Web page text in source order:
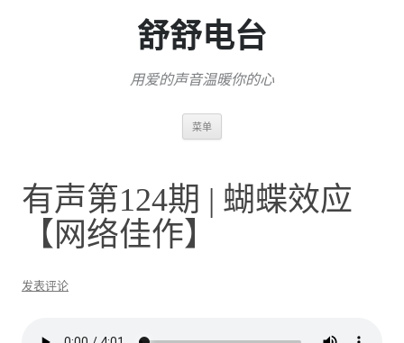
舒舒电台
用爱的声音温暖你的心
菜单
有声第124期 | 蝴蝶效应
【网络佳作】
发表评论